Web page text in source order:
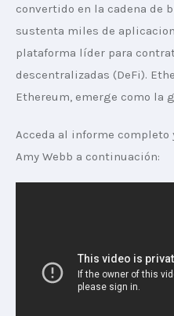
convertido en la cadena de
sustenta miles de
plataforma líder para
descentralizadas (DeFi).
Ethereum, emerge como la
Acceda al informe completo
Amy Webb a continuación: